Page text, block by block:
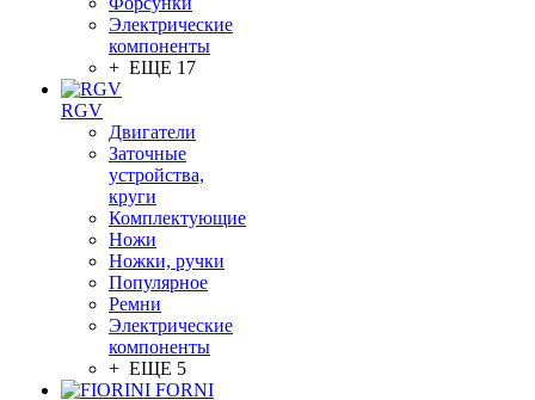
Электрические
компоненты
+ ЕЩЕ 17
RGV
Двигатели
Заточные
устройства,
круги
Комплектующие
Ножи
Ножки, ручки
Популярное
Ремни
Электрические
компоненты
+ ЕЩЕ 5